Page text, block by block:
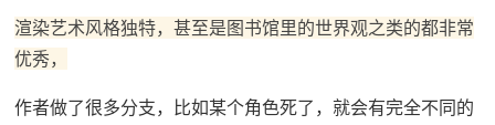
渲染艺术风格独特，甚至是图书馆里的世界观之类的都非常
优秀，
作者做了很多分支，比如某个角色死了，就会有完全不同的